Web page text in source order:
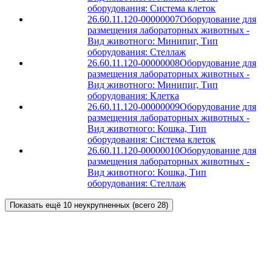
оборудования: Система клеток
26.60.11.120-00000007Оборудование для
размещения лабораторных животных -
Вид животного: Минипиг, Тип
оборудования: Стеллаж
26.60.11.120-00000008Оборудование для
размещения лабораторных животных -
Вид животного: Минипиг, Тип
оборудования: Клетка
26.60.11.120-00000009Оборудование для
размещения лабораторных животных -
Вид животного: Кошка, Тип
оборудования: Система клеток
26.60.11.120-00000010Оборудование для
размещения лабораторных животных -
Вид животного: Кошка, Тип
оборудования: Стеллаж
Показать ещё 10 неукрупненных (всего 28)